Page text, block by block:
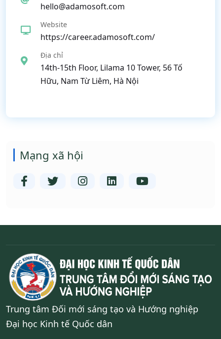
hello@adamosoft.com
Website
https://career.adamosoft.com/
Địa chỉ
14th-15th Floor, Lilama 10 Tower, 56 Tố
Hữu, Nam Từ Liêm, Hà Nội
Mạng xã hội
Trung tâm Đối mới sáng tạo và Hướng nghiệp
Đại học Kinh tế Quốc dân